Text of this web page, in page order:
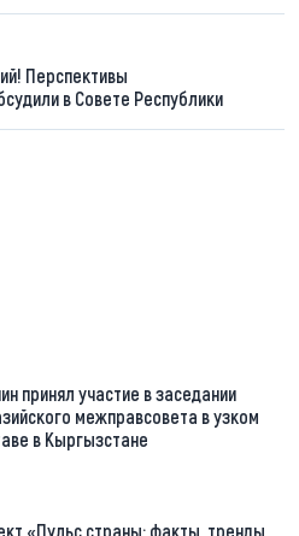
Перспективы
в Совете Республики
принял участие в заседании
межправсовета в узком
в Кыргызстане
«Пульс страны: факты, тренды,